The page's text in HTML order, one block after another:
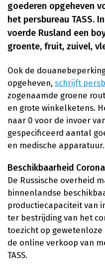
goederen opgeheven
het persbureau TASS.
voerde Rusland een
groente, fruit, zuivel,
Ook de
opgeheven, schrijft
zogenaamde groene
en grote winkelketens.
naar 0 voor de invoer
gespecificeerd aantal
en medische apparatuur.
Beschikbaarheid
De Russische overheid
binnenlandse
productiecapaciteit van
ter bestrijding van het
toezicht op
de online verkoop van
TASS.